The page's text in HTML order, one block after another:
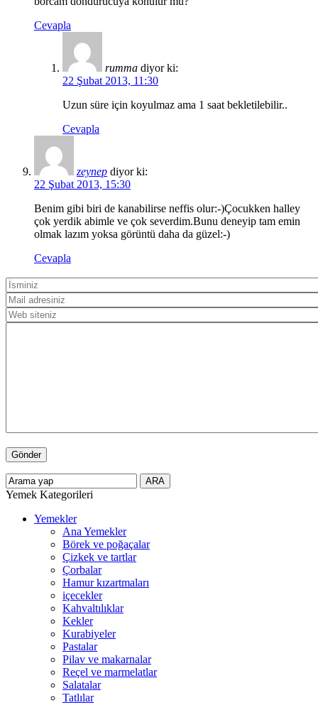
Cevapla
rumma diyor ki:
22 Şubat 2013, 11:30
Uzun süre için koyulmaz ama 1 saat bekletilebilir..
Cevapla
zeynep diyor ki:
22 Şubat 2013, 15:30
Benim gibi biri de kanabilirse neffis olur:-)Çocukken halley
çok yerdik abimle ve çok severdim.Bunu deneyip tam emin
olmak lazım yoksa görüntü daha da güzel:-)
Cevapla
Yemek Kategorileri
Yemekler
Ana Yemekler
Börek ve poğaçalar
Çizkek ve tartlar
Çorbalar
Hamur kızartmaları
içecekler
Kahvaltılıklar
Kekler
Kurabiyeler
Pastalar
Pilav ve makarnalar
Reçel ve marmelatlar
Salatalar
Tatlılar